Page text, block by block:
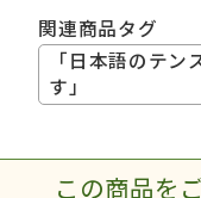
関連商品タグ
「日本語のテ
す」
この商品を